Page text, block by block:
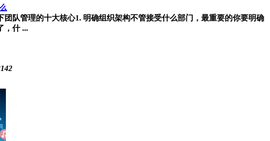
队管理的十大核心1. 明确组织架构不管接受什么部门，最重要的你要明确
，什 ...